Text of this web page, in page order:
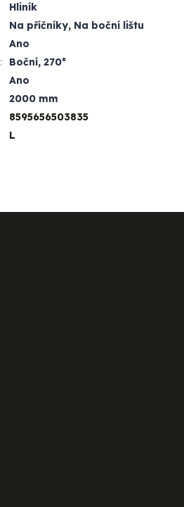
Hliník
Na příčníky, Na boční lištu
Ano
: Boční, 270°
Ano
2000 mm
8595656503835
L